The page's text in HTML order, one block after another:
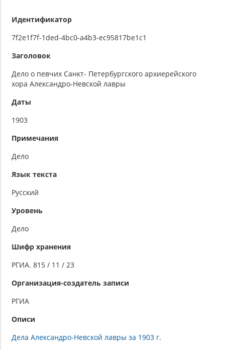
Идентификатор
7f2e1f7f-1ded-4bc0-a4b3-ec95817be1c1
Заголовок
Дело о певчих Санкт- Петербургского архиерейского
хора Александро-Невской лавры
Даты
1903
Примечания
Дело
Язык текста
Русский
Уровень
Дело
Шифр хранения
РГИА. 815 / 11 / 23
Организация-создатель записи
РГИА
Описи
Дела Александро-Невской лавры за 1903 г.